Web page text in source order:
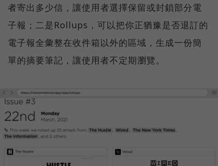
者寄出多少信，讓使用者選擇保留或封鎖部分電
子報；二是Rollups，可以把你正猶豫是否退訂的
電子報全彙整在收件箱以外的區域，生成一份簡
單的摘要筆記，讓使用者不定期瀏覽。